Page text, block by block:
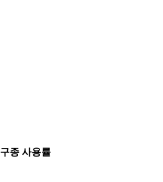
구종 사용률